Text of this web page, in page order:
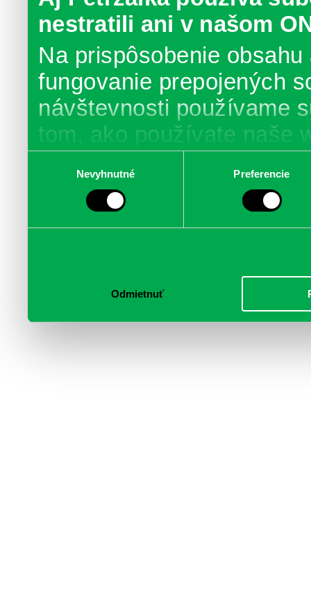
nestratili ani v našom
Na prispôsobenie
fungovanie prepojených
návštevnosti používame
tom, ako používate naše
médií, inzercie a
informácie skombinovať
Nevyhnutné Preferencie
Odmietnuť